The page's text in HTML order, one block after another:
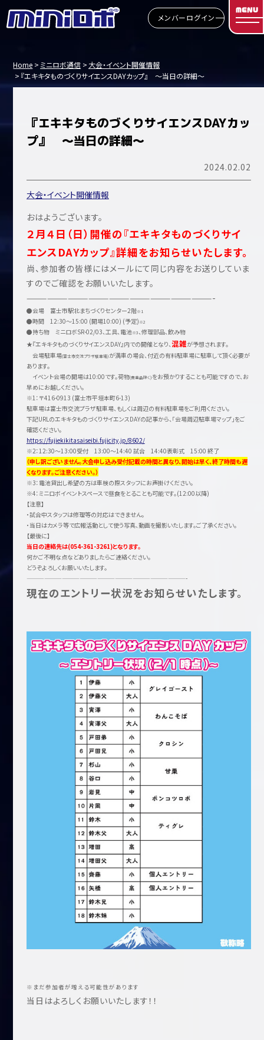
メンバーログイン
MENU
Home ミニロボ通信
大会・イベント開催情報
『エキキタものづくりサイエンスDAYカップ』 ～当日の詳細～
『エキキタものづくりサイエンスDAYカッ
プ』 ～当日の詳細～
2024.02.02
大会・イベント開催情報
おはようございます。
２月４日（日）開催の『エキキタものづくりサイ
エンスDAYカップ』詳細をお知らせいたします。
尚、参加者の皆様にはメールにて同じ内容をお送りしていま
すのでご確認をお願いいたします。
———————————————————————————-
●会場 富士市駅北まちづくりセンター2階※1
●時間 12:30〜15:00 (開場10:00) (予定) ※2
●持ち物 ミニロボSR-02/03、工具、電池※3、修理部品、飲み物
★『エキキタものづくりサイエンスDAY』内での開催となり、混雑が予想されます。
会場駐車場(富士市交流プラザ駐車場) が満車の場合、付近の有料駐車場に駐車して頂く必要が
あります。
イベント会場の開場は10:00です。荷物(貴重品除く) をお預かりすることも可能ですので、お
早めにお越しください。
※1：〒416-0913 (富士市平垣本町6-13)
駐車場は富士市交流プラザ駐車場、もしくは周辺の有料駐車場をご利用ください。
下記URLのエキキタものづくりサイエンスDAYの記事から、「会場周辺駐車場マップ」をご
確認ください。
https://fujiekikitasaiseibi.fujicity.jp/8602/
※2：12:30〜13:00受付 13:00〜14:40 試合 14:40表彰式 15:00 終了
（申し訳ございません。大会申し込み受付記載の時間と異なり、開始は早く、終了時間も遅
くなります。ご注意ください。）
※3：電池貸出し希望の方は車検の際スタッフにお声掛けください。
※4：ミニロボイベントスペースで昼食をとることも可能です。(12:00以降)
【注意】
・試合中スタッフは修理等の対応はできません。
・当日はカメラ等で広報活動として使う写真、動画を撮影いたします。ご了承ください。
【最後に】
当日の連絡先は(054-361-3261)となります。
何かご不明な点などありましたらご連絡ください。
どうぞよろしくお願いいたします。
———————————————————————————-
現在のエントリー状況をお知らせいたします。
※まだ参加者が増える可能性があります
当日はよろしくお願いいたします！！